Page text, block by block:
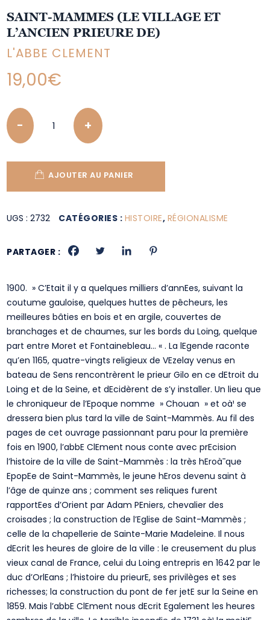
SAINT-MAMMES (LE VILLAGE ET
L’ANCIEN PRIEURE DE)
L'ABBE CLEMENT
19,00€
Quantity
AJOUTER AU PANIER
UGS :2732 CATÉGORIES : HISTOIRE, RÉGIONALISME
PARTAGER :
1900. » C’Etait il y a quelques milliers d’annEes, suivant la
coutume gauloise, quelques huttes de pêcheurs, les
meilleures bâties en bois et en argile, couvertes de
branchages et de chaumes, sur les bords du Loing, quelque
part entre Moret et Fontainebleau… « . La lEgende raconte
qu’en 1165, quatre-vingts religieux de VEzelay venus en
bateau de Sens rencontrèrent le prieur Gilo en ce dEtroit du
Loing et de la Seine, et dEcidèrent de s’y installer. Un lieu que
le chroniqueur de l’Epoque nomme » Chouan » et oà¹ se
dressera bien plus tard la ville de Saint-Mammès. Au fil des
pages de cet ouvrage passionnant paru pour la première
fois en 1900, l’abbE ClEment nous conte avec prEcision
l’histoire de la ville de Saint-Mammès : la très hEroà¯que
EpopEe de Saint-Mammès, le jeune hEros devenu saint à
l’âge de quinze ans ; comment ses reliques furent
rapportEes d’Orient par Adam PEniers, chevalier des
croisades ; la construction de l’Eglise de Saint-Mammès ;
celle de la chapellerie de Sainte-Marie Madeleine. Il nous
dEcrit les heures de gloire de la ville : le creusement du plus
vieux canal de France, celui du Loing entrepris en 1642 par le
duc d’OrlEans ; l’histoire du prieurE, ses privilèges et ses
richesses; la construction du pont de fer jetE sur la Seine en
1859. Mais l’abbE ClEment nous dEcrit Egalement les heures